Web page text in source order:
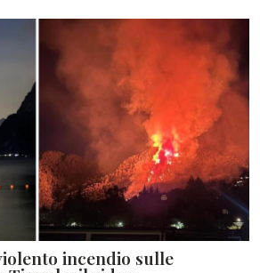
incendio sulle